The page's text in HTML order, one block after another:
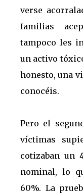
verse
familias
tampoco les
un activo
honesto, una
conocéis.
Pero el
víctimas
cotizaban un
nominal, lo
60%. La